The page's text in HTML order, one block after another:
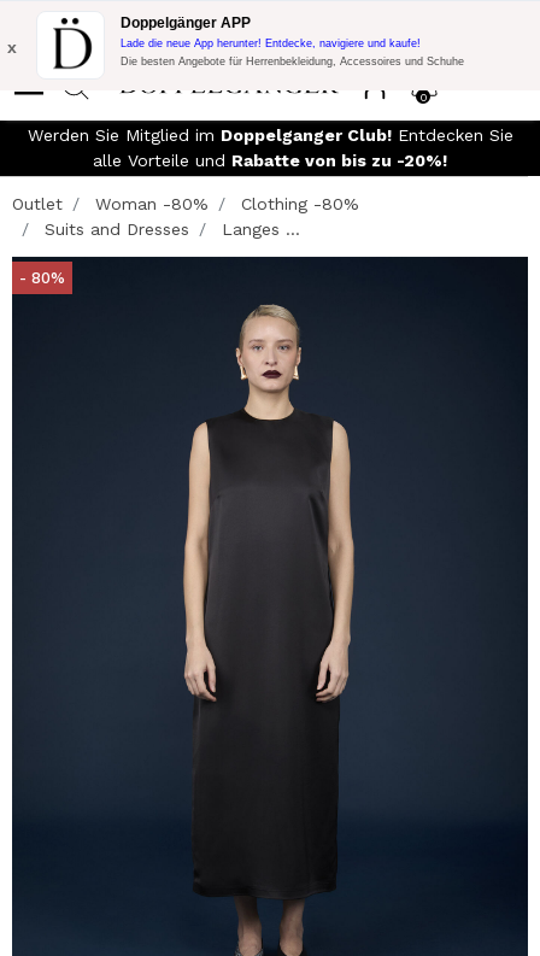
Blitzangebot:
10% Extra-Rabatt auf 300€ Einkauf mit Code:
DOPPEL300
0
x
Doppelgänger APP
Lade die neue App herunter! Entdecke, navigiere und kaufe!
Die besten Angebote für Herrenbekleidung, Accessoires und Schuhe
Werden Sie Mitglied im Doppelganger Club!Entdecken Sie
alle Vorteile und Rabatte von bis zu -20%!
Outlet Woman -80%
Clothing -80%
Suits and Dresses
Langes ...
- 80%